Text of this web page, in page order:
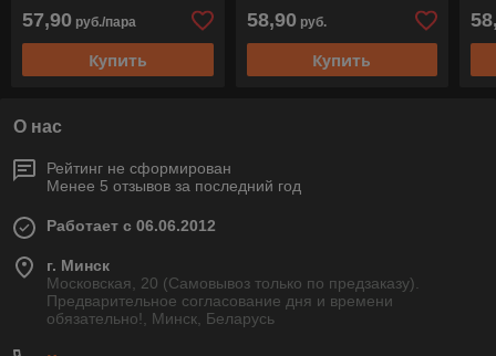
57,90 руб./пара
Купить
58,90 руб.
Купить
О нас
Рейтинг не сформирован
Менее 5 отзывов за последний год
Работает с 06.06.2012
г. Минск
Московская, 20 (Самовывоз только по предзаказу).
Предварительное согласование дня и времени
обязательно!, Минск, Беларусь